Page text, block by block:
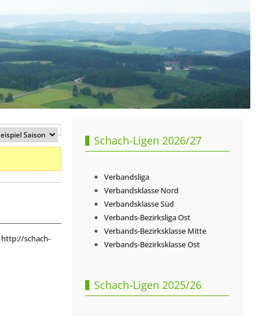
http://schach-
Schach-Ligen 2026/27
Verbandsliga
Verbandsklasse Nord
Verbandsklasse Süd
Verbands-Bezirksliga Ost
Verbands-Bezirksklasse Mitte
Verbands-Bezirksklasse Ost
Schach-Ligen 2025/26